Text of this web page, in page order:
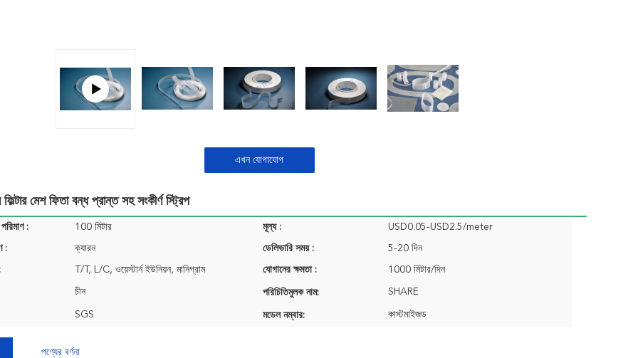
এখন যোগাযোগ
ফিল্টার মেশ ফিতা বন্ধ প্রান্ত সহ সংকীর্ণ স্ট্রিপ
: 100 মিটার মূল্য : USD0.05-USD2.5/meter
: ক্যারন ডেলিভারি সময় : 5-20 দিন
T/T, L/C, ওয়েস্টার্ন ইউনিয়ন, মানিগ্রাম যোগানের ক্ষমতা : 1000 মিটার/দিন
চীন পরিচিতিমুলক নাম: SHARE
SGS মডেল নম্বার: কাস্টমাইজড
পণ্যের বর্ণনা